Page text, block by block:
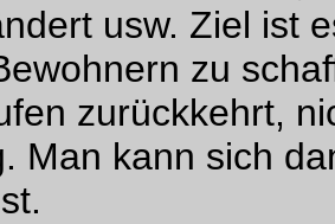
usw. Ziel ist
zu
zurückkehrt,
Man kann sich